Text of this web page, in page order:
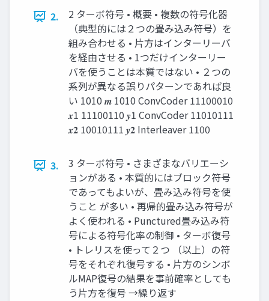
2.
2 ターボ符号 • 概要 • 複数の符号化器
（典型的には２つの畳み込み符号）を
組み合わせる • 片方はインターリーバ
を経由させる • 1つだけインターリー
バを使うことは本質ではない • ２つの
系列が異なる誤りパターンであれば良
い 1010 𝒎 1010 ConvCoder 11100010
𝒙1 11100110 𝒚1 ConvCoder 11010111
𝒙𝟐 10010111 𝒚𝟐 Interleaver 1100
3.
3 ターボ符号 • さまざまなバリエーシ
ョンがある • 本質的にはブロック符号
であってもよいが、畳み込み符号を使
うこと が多い • 再帰的畳み込み符号が
よく使われる • Punctured畳み込み符
号による符号化率の制御 • ターボ復号
• トレリスを使って２つ （以上）の符
号をそれぞれ復号する • 片方のシンボ
ルMAP復号の結果を事前確率としても
う片方を復号 →繰り返す